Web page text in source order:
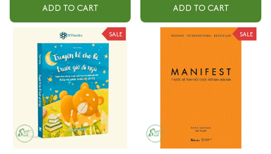
ADD TO CART ADD TO CART
SALE SALE